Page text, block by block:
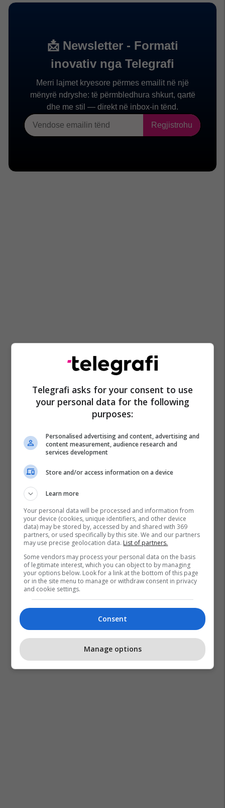
Telegrafi asks for your consent to use
your personal data for the following
purposes:
Personalised advertising and content, advertising and
content measurement, audience research and
services development
Store and/or access information on a device
Learn more
Your personal data will be processed and information from
your device (cookies, unique identifiers, and other device
data) may be stored by, accessed by and shared with 369
partners, or used specifically by this site. We and our partners
may use precise geolocation data. List of partners.
Some vendors may process your personal data on the basis
of legitimate interest, which you can object to by managing
your options below. Look for a link at the bottom of this page
or in the site menu to manage or withdraw consent in privacy
and cookie settings.
Consent
Manage options